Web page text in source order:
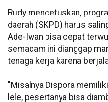
Rudy mencetuskan,
daerah (SKPD) harus
Ade-Iwan bisa cepat
semacam ini dianggap
tenaga kerja karena
"Misalnya Dispora
lele, pesertanya bisa